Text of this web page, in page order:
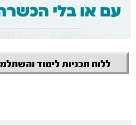
ללוח תכניות לימוד